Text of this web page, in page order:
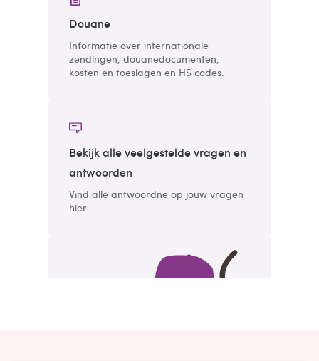
Douane
Informatie over internationale
zendingen, douanedocumenten,
kosten en toeslagen en HS codes.
Bekijk alle veelgestelde vragen en
antwoorden
Vind alle antwoordne op jouw vragen
hier.